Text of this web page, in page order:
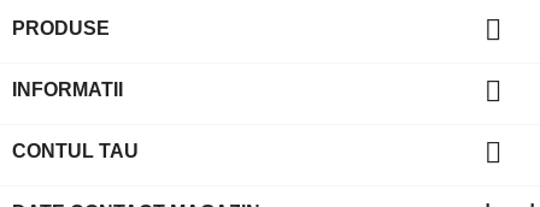
PRODUSE 
INFORMATII 
CONTUL TAU 